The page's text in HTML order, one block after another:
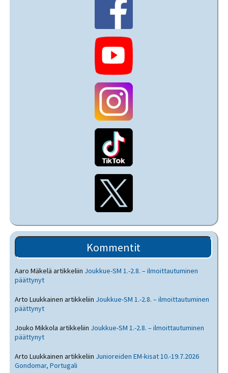
Kommentit
Aaro Mäkelä artikkeliin Joukkue-SM 1.-2.8. – ilmoittautuminen
päättynyt
Arto Luukkainen artikkeliin Joukkue-SM 1.-2.8. – ilmoittautuminen
päättynyt
Jouko Mikkola artikkeliin Joukkue-SM 1.-2.8. – ilmoittautuminen
päättynyt
Arto Luukkainen artikkeliin Junioreiden EM-kisat 10.-19.7.2026
Gondomar, Portugali